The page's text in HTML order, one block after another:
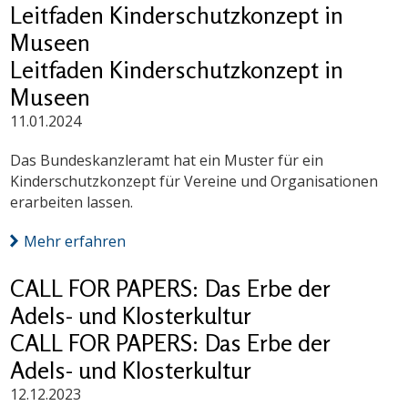
Leitfaden Kinderschutzkonzept in
Museen
Leitfaden Kinderschutzkonzept in
Museen
11.01.2024
Das Bundeskanzleramt hat ein Muster für ein
Kinderschutzkonzept für Vereine und Organisationen
erarbeiten lassen.
Mehr erfahren
CALL FOR PAPERS: Das Erbe der
Adels- und Klosterkultur
CALL FOR PAPERS: Das Erbe der
Adels- und Klosterkultur
12.12.2023